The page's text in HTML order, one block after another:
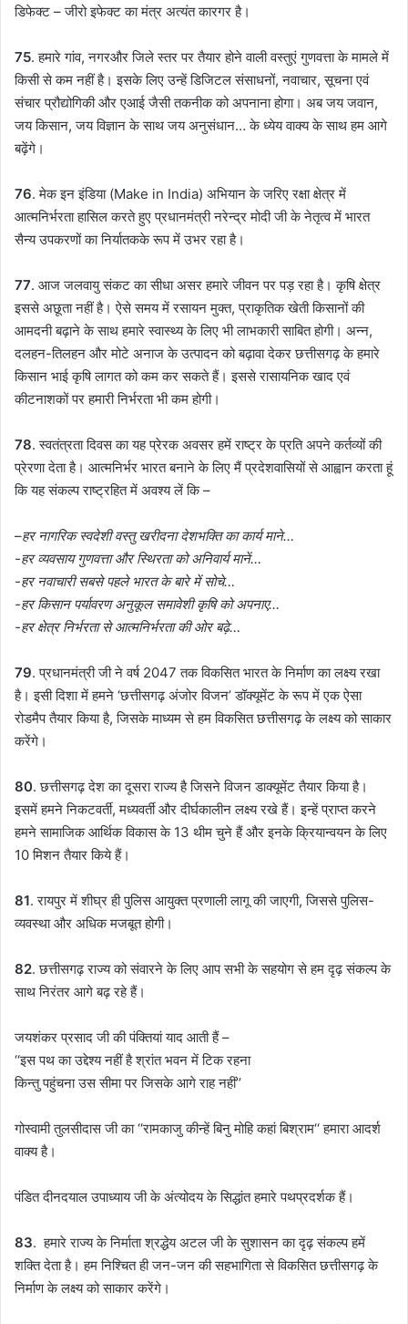
डिफेक्ट – जीरो इफेक्ट का मंत्र अत्यंत कारगर है।
75. हमारे गांव, नगरऔर जिले स्तर पर तैयार होने वाली वस्तुएं गुणवत्ता के मामले में
किसी से कम नहीं है। इसके लिए उन्हें डिजिटल संसाधनों, नवाचार, सूचना एवं
संचार प्रौद्योगिकी और एआई जैसी तकनीक को अपनाना होगा। अब जय जवान,
जय किसान, जय विज्ञान के साथ जय अनुसंधान… के ध्येय वाक्य के साथ हम आगे
बढ़ेंगे।
76. मेक इन इंडिया (Make in India) अभियान के जरिए रक्षा क्षेत्र में
आत्मनिर्भरता हासिल करते हुए प्रधानमंत्री नरेन्द्र मोदी जी के नेतृत्व में भारत
सैन्य उपकरणों का निर्यातकके रूप में उभर रहा है।
77. आज जलवायु संकट का सीधा असर हमारे जीवन पर पड़ रहा है। कृषि क्षेत्र
इससे अछूता नहीं है। ऐसे समय में रसायन मुक्त, प्राकृतिक खेती किसानों की
आमदनी बढ़ाने के साथ हमारे स्वास्थ्य के लिए भी लाभकारी साबित होगी। अन्न,
दलहन-तिलहन और मोटे अनाज के उत्पादन को बढ़ावा देकर छत्तीसगढ़ के हमारे
किसान भाई कृषि लागत को कम कर सकते हैं। इससे रासायनिक खाद एवं
कीटनाशकों पर हमारी निर्भरता भी कम होगी।
78. स्वतंत्रता दिवस का यह प्रेरक अवसर हमें राष्ट्र के प्रति अपने कर्तव्यों की
प्रेरणा देता है। आत्मनिर्भर भारत बनाने के लिए मैं प्रदेशवासियों से आह्वान करता हूं
कि यह संकल्प राष्ट्रहित में अवश्य लें कि –
–हर नागरिक स्वदेशी वस्तु खरीदना देशभक्ति का कार्य माने…
-हर व्यवसाय गुणवत्ता और स्थिरता को अनिवार्य मानें…
-हर नवाचारी सबसे पहले भारत के बारे में सोचे…
-हर किसान पर्यावरण अनुकूल समावेशी कृषि को अपनाए…
-हर क्षेत्र निर्भरता से आत्मनिर्भरता की ओर बढ़े…
79. प्रधानमंत्री जी ने वर्ष 2047 तक विकसित भारत के निर्माण का लक्ष्य रखा
है। इसी दिशा में हमने ‘छत्तीसगढ़ अंजोर विजन’ डॉक्यूमेंट के रूप में एक ऐसा
रोडमैप तैयार किया है, जिसके माध्यम से हम विकसित छत्तीसगढ़ के लक्ष्य को साकार
करेंगे।
80. छत्तीसगढ़ देश का दूसरा राज्य है जिसने विजन डाक्यूमेंट तैयार किया है।
इसमें हमने निकटवर्ती, मध्यवर्ती और दीर्घकालीन लक्ष्य रखे हैं। इन्हें प्राप्त करने
हमने सामाजिक आर्थिक विकास के 13 थीम चुने हैं और इनके क्रियान्वयन के लिए
10 मिशन तैयार किये हैं।
81. रायपुर में शीघ्र ही पुलिस आयुक्त प्रणाली लागू की जाएगी, जिससे पुलिस-
व्यवस्था और अधिक मजबूत होगी।
82. छत्तीसगढ़ राज्य को संवारने के लिए आप सभी के सहयोग से हम दृढ़ संकल्प के
साथ निरंतर आगे बढ़ रहे हैं।
जयशंकर प्रसाद जी की पंक्तियां याद आती हैं –
‘‘इस पथ का उद्देश्य नहीं है श्रांत भवन में टिक रहना
किन्तु पहुंचना उस सीमा पर जिसके आगे राह नहीं’’
गोस्वामी तुलसीदास जी का ‘‘रामकाजु कीन्हें बिनु मोहि कहां बिश्राम‘‘ हमारा आदर्श
वाक्य है।
पंडित दीनदयाल उपाध्याय जी के अंत्योदय के सिद्धांत हमारे पथप्रदर्शक हैं।
83. हमारे राज्य के निर्माता श्रद्धेय अटल जी के सुशासन का दृढ़ संकल्प हमें
शक्ति देता है। हम निश्चित ही जन-जन की सहभागिता से विकसित छत्तीसगढ़ के
निर्माण के लक्ष्य को साकार करेंगे।